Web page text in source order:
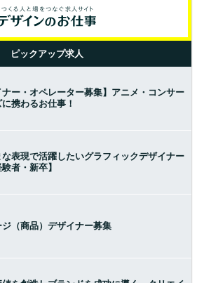
ピックアップ求人
ナー・オペレーター募集】アニメ・コンサー
に携わるお仕事！
な表現で活躍したいグラフィックデザイナー
者・新卒】
（商品）デザイナー募集